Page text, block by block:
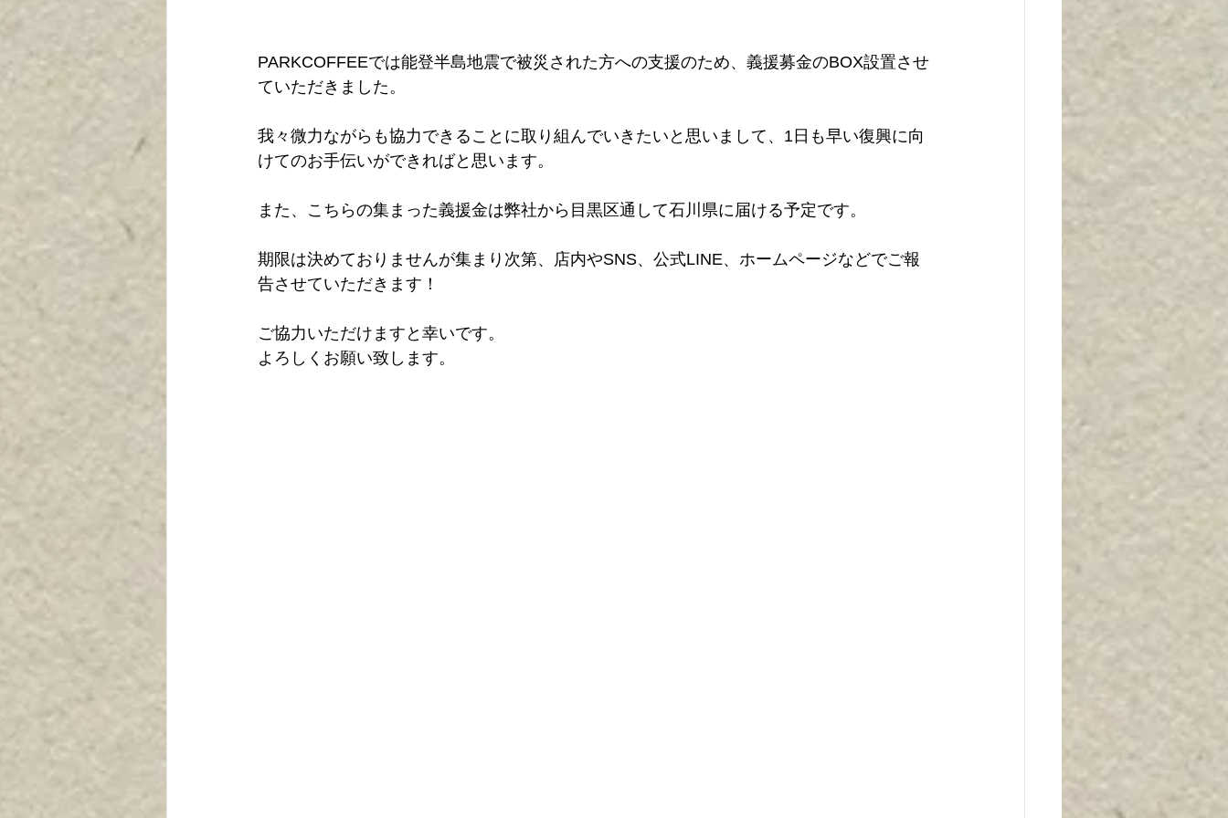
PARKCOFFEEでは能登半島地震で被災された方への支援のため、義援募金のBOX設置させ
ていただきました。
我々微力ながらも協力できることに取り組んでいきたいと思いまして、1日も早い復興に向
けてのお手伝いができればと思います。
また、こちらの集まった義援金は弊社から目黒区通して石川県に届ける予定です。
期限は決めておりませんが集まり次第、店内やSNS、公式LINE、ホームページなどでご報
告させていただきます！
ご協力いただけますと幸いです。
よろしくお願い致します。